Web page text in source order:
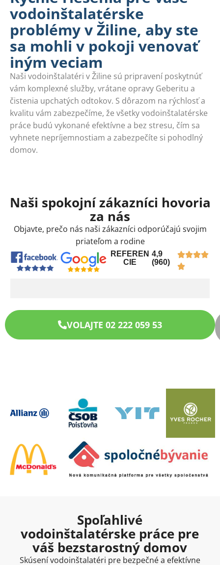
vodoinštalatérske
problémy v Žiline, aby ste
sa mohli v pokoji venovať
iným veciam
Naši vodoinštalatéri v Žiline sú pripravení poskytnúť
vám komplexné služby, vrátane opravy Geberitu a
čistenia upchatých odtokov. S dôrazom na rýchlosť a
kvalitu vám zabezpečíme, že všetky vodoinštalatérske
práce budú vykonané efektívne a bez stresu, čím sa
vyhnete nepríjemnostiam a zabezpečíte si pohodlný
domov.
Naši spokojní zákazníci hovoria
za nás
Objavte, prečo nás naši zákazníci odporúčajú svojim
priateľom a rodine
REFEREN
CIE
4,9
(960)
VOLAJTE 02 222 059 53
Spoľahlivé
vodoinštalatérske práce pre
váš bezstarostný domov
Skúsení vodoinštalatéri pre bezpečné a efektívne